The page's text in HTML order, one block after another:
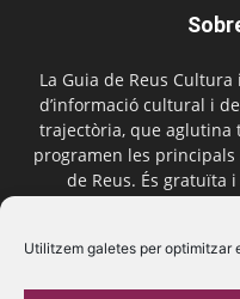
Utilitzem galetes per optimitzar
La Guia de Reus
d’informació cultural i
trajectòria, que aglutina
programen les
de Reus. És gratuïta